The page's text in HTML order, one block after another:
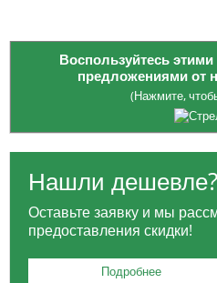
Воспользуйтесь
предложениями от
(Нажмите,
Опция приобретения
Для жителей Москвы:
ТТК для заказов от
выбранной вами
Нашли дешевле?
Оставьте заявку и мы
предоставления скидки!
Подробнее